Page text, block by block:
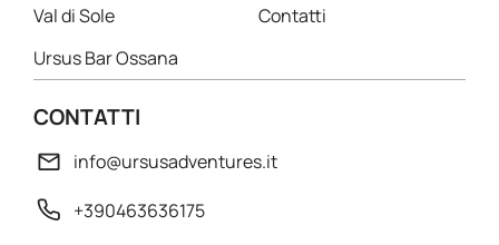
Val di Sole
Ursus Bar Ossana
Contatti
CONTATTI
info@ursusadventures.it
+390463636175